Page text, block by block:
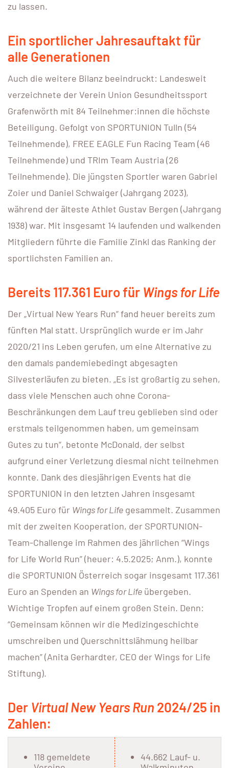
zu lassen.
Ein sportlicher Jahresauftakt für
alle Generationen
Auch die weitere Bilanz beeindruckt: Landesweit
verzeichnete der Verein Union Gesundheitssport
Grafenwörth mit 84 Teilnehmer:innen die höchste
Beteiligung. Gefolgt von SPORTUNION Tulln (54
Teilnehmende), FREE EAGLE Fun Racing Team (46
Teilnehmende) und TRIm Team Austria (26
Teilnehmende). Die jüngsten Sportler waren Gabriel
Zoier und Daniel Schwaiger (Jahrgang 2023),
während der älteste Athlet Gustav Bergen (Jahrgang
1938) war. Mit insgesamt 14 laufenden und walkenden
Mitgliedern führte die Familie Zinkl das Ranking der
sportlichsten Familien an.
Bereits 117.361 Euro für Wings for Life
Der „Virtual New Years Run“ fand heuer bereits zum
fünften Mal statt. Ursprünglich wurde er im Jahr
2020/21 ins Leben gerufen, um eine Alternative zu
den damals pandemiebedingt abgesagten
Silvesterläufen zu bieten. „Es ist großartig zu sehen,
dass viele Menschen auch ohne Corona-
Beschränkungen dem Lauf treu geblieben sind oder
erstmals teilgenommen haben, um gemeinsam
Gutes zu tun“, betonte McDonald, der selbst
aufgrund einer Verletzung diesmal nicht teilnehmen
konnte. Dank des diesjährigen Events hat die
SPORTUNION in den letzten Jahren insgesamt
49.405 Euro für Wings for Life gesammelt. Zusammen
mit der zweiten Kooperation, der SPORTUNION-
Team-Challenge im Rahmen des jährlichen “Wings
for Life World Run” (heuer: 4.5.2025; Anm.), konnte
die SPORTUNION Österreich sogar insgesamt 117.361
Euro an Spenden an Wings for Life übergeben.
Wichtige Tropfen auf einem großen Stein. Denn:
“Gemeinsam können wir die Medizingeschichte
umschreiben und Querschnittslähmung heilbar
machen” (Anita Gerhardter, CEO der Wings for Life
Stiftung).
Der Virtual New Years Run 2024/25 in
Zahlen:
118 gemeldete
44.662 Lauf- u.